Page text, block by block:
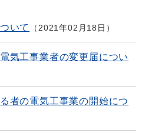
いて 2021年02月18日
気工事業者の変更届につい
者の電気工事業の開始につ